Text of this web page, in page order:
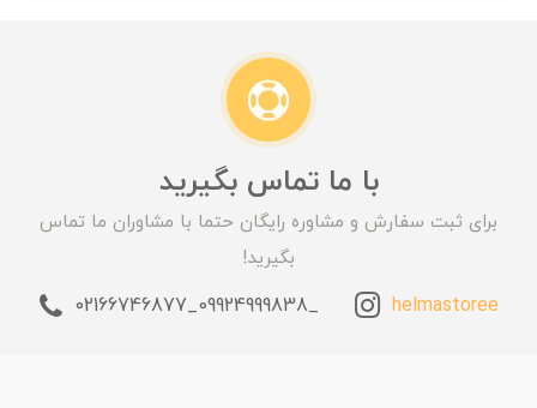
با ما تماس بگیرید
برای ثبت سفارش و مشاوره رایگان حتما با مشاوران ما تماس
بگیرید!
helmastoree
_09924999838_02166746877